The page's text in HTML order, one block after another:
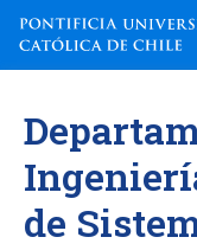
contenido
de